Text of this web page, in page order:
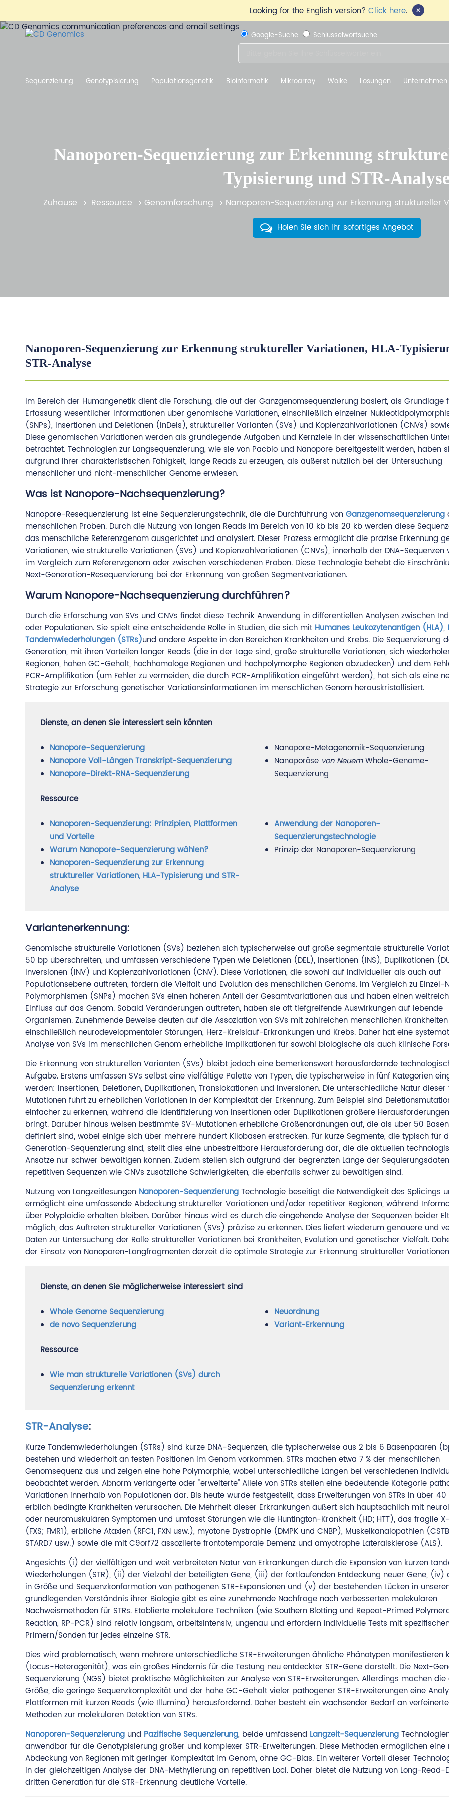
Looking for the English version?Click here. ×
Google-Suche Schlüsselwortsuche
Sequenzierung Genotypisierung Populationsgenetik Bioinformatik Mikroarray Wolke Lösungen Unternehmen
Nanoporen-Sequenzierung zur Erkennung
Typisierung und STR-
Zuhause Ressource Genomforschung Nanoporen-Sequenzierung zur Erkennung struktureller
Holen Sie sich Ihr sofortiges Angebot
Nanoporen-Sequenzierung zur Erkennung struktureller Variationen, HLA-
STR-Analyse
Im Bereich der Humangenetik dient die Forschung, die auf der Ganzgenomsequenzierung basiert, als Grundlage
Erfassung wesentlicher Informationen über genomische Variationen, einschließlich einzelner
(SNPs), Insertionen und Deletionen (InDels), struktureller Varianten (SVs) und Kopienzahlvariationen (CNVs)
Diese genomischen Variationen werden als grundlegende Aufgaben und Kernziele in der wissenschaftlichen
betrachtet. Technologien zur Langsequenzierung, wie sie von Pacbio und Nanopore bereitgestellt werden, haben
aufgrund ihrer charakteristischen Fähigkeit, lange Reads zu erzeugen, als äußerst nützlich bei der Untersuchung
menschlicher und nicht-menschlicher Genome erwiesen.
Was ist Nanopore-Nachsequenzierung?
Nanopore-Resequenzierung ist eine Sequenzierungstechnik, die die Durchführung von Ganzgenomsequenzierung
menschlichen Proben. Durch die Nutzung von langen Reads im Bereich von 10 kb bis 20 kb werden diese
das menschliche Referenzgenom ausgerichtet und analysiert. Dieser Prozess ermöglicht die präzise Erkennung
Variationen, wie strukturelle Variationen (SVs) und Kopienzahlvariationen (CNVs), innerhalb der DNA-Sequenzen
im Vergleich zum Referenzgenom oder zwischen verschiedenen Proben. Diese Technologie behebt die
Next-Generation-Resequenzierung bei der Erkennung von großen Segmentvariationen.
Warum Nanopore-Nachsequenzierung durchführen?
Durch die Erforschung von SVs und CNVs findet diese Technik Anwendung in differentiellen Analysen zwischen
oder Populationen. Sie spielt eine entscheidende Rolle in Studien, die sich mit Humanes Leukozytenantigen (HLA),
Tandemwiederholungen (STRs)und andere Aspekte in den Bereichen Krankheiten und Krebs. Die Sequenzierung
Generation, mit ihren Vorteilen langer Reads (die in der Lage sind, große strukturelle Variationen, sich
Regionen, hohen GC-Gehalt, hochhomologe Regionen und hochpolymorphe Regionen abzudecken) und dem
PCR-Amplifikation (um Fehler zu vermeiden, die durch PCR-Amplifikation eingeführt werden), hat sich als eine
Strategie zur Erforschung genetischer Variationsinformationen im menschlichen Genom herauskristallisiert.
Dienste, an denen Sie interessiert sein könnten
Nanopore-Sequenzierung
Nanopore Voll-Längen Transkript-Sequenzierung
Nanopore-Direkt-RNA-Sequenzierung
Nanopore-Metagenomik-Sequenzierung
Nanoporösevon NeuemWhole-Genome-
Sequenzierung
Ressource
Nanoporen-Sequenzierung: Prinzipien, Plattformen
und Vorteile
Warum Nanopore-Sequenzierung wählen?
Nanoporen-Sequenzierung zur Erkennung
struktureller Variationen, HLA-Typisierung und STR-
Analyse
Anwendung der Nanoporen-
Sequenzierungstechnologie
Prinzip der Nanoporen-Sequenzierung
Variantenerkennung:
Genomische strukturelle Variationen (SVs) beziehen sich typischerweise auf große segmentale strukturelle
50 bp überschreiten, und umfassen verschiedene Typen wie Deletionen (DEL), Insertionen (INS), Duplikationen
Inversionen (INV) und Kopienzahlvariationen (CNV). Diese Variationen, die sowohl auf individueller als auch auf
Populationsebene auftreten, fördern die Vielfalt und Evolution des menschlichen Genoms. Im Vergleich zu Einzel-
Polymorphismen (SNPs) machen SVs einen höheren Anteil der Gesamtvariationen aus und haben einen
Einfluss auf das Genom. Sobald Veränderungen auftreten, haben sie oft tiefgreifende Auswirkungen auf lebende
Organismen. Zunehmende Beweise deuten auf die Assoziation von SVs mit zahlreichen menschlichen
einschließlich neurodevelopmentaler Störungen, Herz-Kreislauf-Erkrankungen und Krebs. Daher hat eine
Analyse von SVs im menschlichen Genom erhebliche Implikationen für sowohl biologische als auch klinische
Die Erkennung von strukturellen Varianten (SVs) bleibt jedoch eine bemerkenswert herausfordernde
Aufgabe. Erstens umfassen SVs selbst eine vielfältige Palette von Typen, die typischerweise in fünf Kategorien
werden: Insertionen, Deletionen, Duplikationen, Translokationen und Inversionen. Die unterschiedliche Natur dieser
Mutationen führt zu erheblichen Variationen in der Komplexität der Erkennung. Zum Beispiel sind
einfacher zu erkennen, während die Identifizierung von Insertionen oder Duplikationen größere
bringt. Darüber hinaus weisen bestimmte SV-Mutationen erhebliche Größenordnungen auf, die als über 50
definiert sind, wobei einige sich über mehrere hundert Kilobasen erstrecken. Für kurze Segmente, die typisch für
Generation-Sequenzierung sind, stellt dies eine unbestreitbare Herausforderung dar, die die aktuellen
Ansätze nur schwer bewältigen können. Zudem stellen sich aufgrund der begrenzten Länge der
repetitiven Sequenzen wie CNVs zusätzliche Schwierigkeiten, die ebenfalls schwer zu bewältigen sind.
Nutzung von Langzeitlesungen Nanoporen-Sequenzierung Technologie beseitigt die Notwendigkeit des Splicings
ermöglicht eine umfassende Abdeckung struktureller Variationen und/oder repetitiver Regionen, während
über Polyploidie erhalten bleiben. Darüber hinaus wird es durch die eingehende Analyse der Sequenzen beider
möglich, das Auftreten struktureller Variationen (SVs) präzise zu erkennen. Dies liefert wiederum genauere und
Daten zur Untersuchung der Rolle struktureller Variationen bei Krankheiten, Evolution und genetischer Vielfalt.
der Einsatz von Nanoporen-Langfragmenten derzeit die optimale Strategie zur Erkennung struktureller
Dienste, an denen Sie möglicherweise interessiert sind
Whole Genome Sequenzierung
de novo Sequenzierung
Neuordnung
Variant-Erkennung
Ressource
Wie man strukturelle Variationen (SVs) durch
Sequenzierung erkennt
STR-Analyse:
Kurze Tandemwiederholungen (STRs) sind kurze DNA-Sequenzen, die typischerweise aus 2 bis 6 Basenpaaren
bestehen und wiederholt an festen Positionen im Genom vorkommen. STRs machen etwa 7 % der menschlichen
Genomsequenz aus und zeigen eine hohe Polymorphie, wobei unterschiedliche Längen bei verschiedenen
beobachtet werden. Abnorm verlängerte oder "erweiterte" Allele von STRs stellen eine bedeutende Kategorie
Variationen innerhalb von Populationen dar. Bis heute wurde festgestellt, dass Erweiterungen von STRs in über 40
erblich bedingte Krankheiten verursachen. Die Mehrheit dieser Erkrankungen äußert sich hauptsächlich mit
oder neuromuskulären Symptomen und umfasst Störungen wie die Huntington-Krankheit (HD; HTT), das fragile
(FXS; FMR1), erbliche Ataxien (RFC1, FXN usw.), myotone Dystrophie (DMPK und CNBP), Muskelkanalopathien
STARD7 usw.) sowie die mit C9orf72 assoziierte frontotemporale Demenz und amyotrophe Lateralsklerose (ALS).
Angesichts (i) der vielfältigen und weit verbreiteten Natur von Erkrankungen durch die Expansion von kurzen
Wiederholungen (STR), (ii) der Vielzahl der beteiligten Gene, (iii) der fortlaufenden Entdeckung neuer Gene, (iv)
in Größe und Sequenzkonformation von pathogenen STR-Expansionen und (v) der bestehenden Lücken in
grundlegenden Verständnis ihrer Biologie gibt es eine zunehmende Nachfrage nach verbesserten molekularen
Nachweismethoden für STRs. Etablierte molekulare Techniken (wie Southern Blotting und Repeat-Primed
Reaction, RP-PCR) sind relativ langsam, arbeitsintensiv, ungenau und erfordern individuelle Tests mit
Primern/Sonden für jedes einzelne STR.
Dies wird problematisch, wenn mehrere unterschiedliche STR-Erweiterungen ähnliche Phänotypen manifestieren
(Locus-Heterogenität), was ein großes Hindernis für die Testung neu entdeckter STR-Gene darstellt. Die Next-
Sequenzierung (NGS) bietet praktische Möglichkeiten zur Analyse von STR-Erweiterungen. Allerdings machen
Größe, die geringe Sequenzkomplexität und der hohe GC-Gehalt vieler pathogener STR-Erweiterungen eine
Plattformen mit kurzen Reads (wie Illumina) herausfordernd. Daher besteht ein wachsender Bedarf an
Methoden zur molekularen Detektion von STRs.
Nanoporen-Sequenzierung und Pazifische Sequenzierung, beide umfassend Langzeit-Sequenzierung
anwendbar für die Genotypisierung großer und komplexer STR-Erweiterungen. Diese Methoden ermöglichen eine
Abdeckung von Regionen mit geringer Komplexität im Genom, ohne GC-Bias. Ein weiterer Vorteil dieser
in der gleichzeitigen Analyse der DNA-Methylierung an repetitiven Loci. Daher bietet die Nutzung von Long-Read-
dritten Generation für die STR-Erkennung deutliche Vorteile.